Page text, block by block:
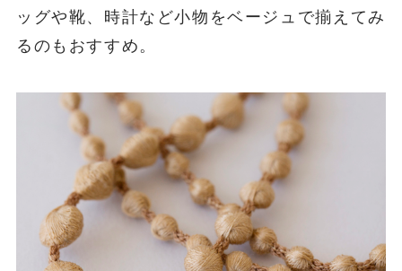
ッグや靴、時計など小物をベージュで揃えてみ
るのもおすすめ。